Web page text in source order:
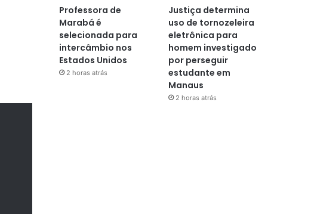
Professora de
Marabá é
selecionada para
intercâmbio nos
Estados Unidos
2 horas atrás
Justiça determina
uso de tornozeleira
eletrônica para
homem investigado
por perseguir
estudante em
Manaus
2 horas atrás